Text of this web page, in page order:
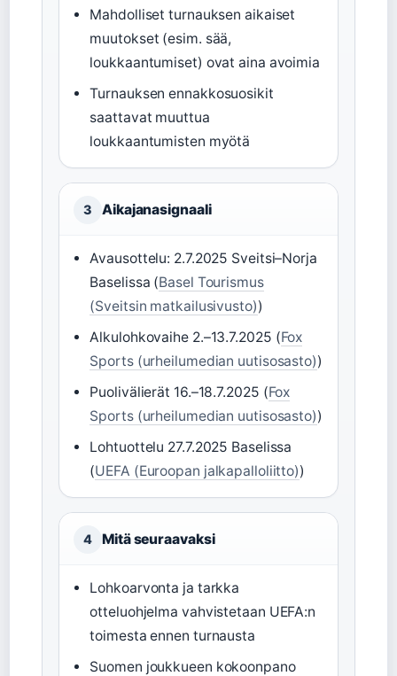
Mahdolliset turnauksen aikaiset
muutokset (esim. sää,
loukkaantumiset) ovat aina avoimia
Turnauksen ennakkosuosikit
saattavat muuttua
loukkaantumisten myötä
3 Aikajanasignaali
Avausottelu: 2.7.2025 Sveitsi–Norja
Baselissa (Basel Tourismus
(Sveitsin matkailusivusto))
Alkulohkovaihe 2.–13.7.2025 (Fox
Sports (urheilumedian uutisosasto))
Puolivälierät 16.–18.7.2025 (Fox
Sports (urheilumedian uutisosasto))
Lohtuottelu 27.7.2025 Baselissa
(UEFA (Euroopan jalkapalloliitto))
4 Mitä seuraavaksi
Lohkoarvonta ja tarkka
otteluohjelma vahvistetaan UEFA:n
toimesta ennen turnausta
Suomen joukkueen kokoonpano